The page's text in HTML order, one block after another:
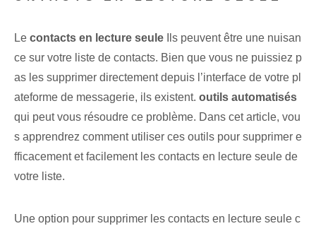
Le contacts en lecture seule Ils peuvent être une nuisan
ce sur votre liste de contacts. Bien que vous ne puissiez p
as les supprimer directement depuis l’interface de votre pl
ateforme de messagerie, ils existent. outils automatisés
‌qui ⁤peut vous ⁤résoudre ce problème. Dans cet article, vou
s apprendrez comment utiliser ces outils pour supprimer e
fficacement et facilement les contacts en lecture seule de
votre liste.
Une option pour supprimer les contacts en lecture seule c